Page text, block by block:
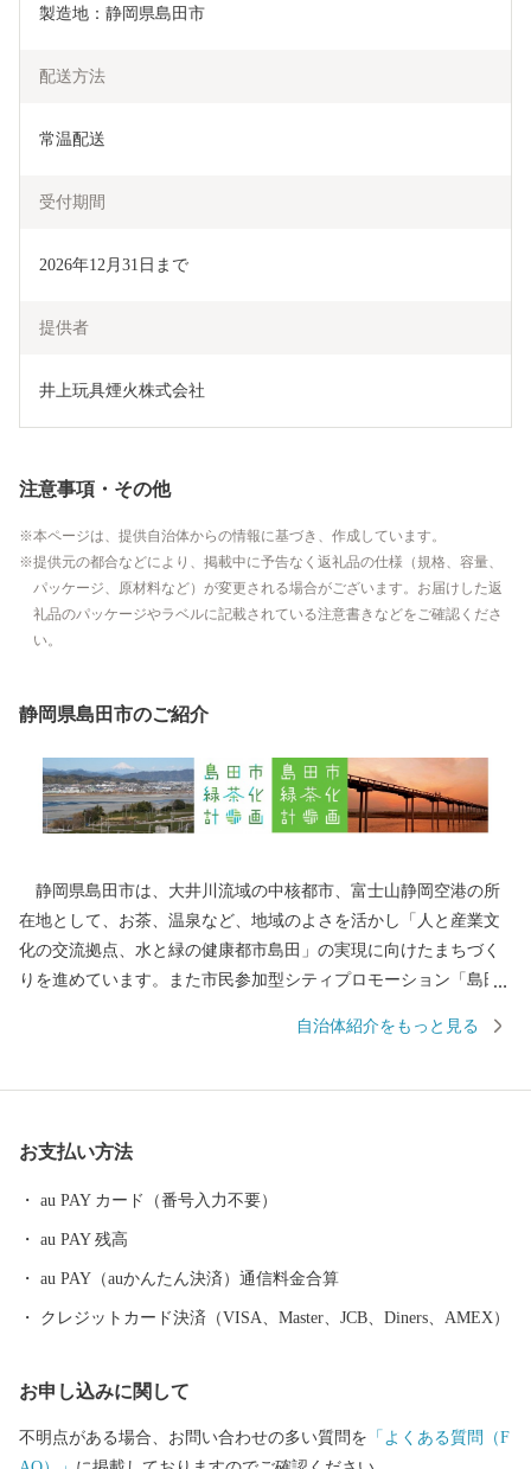
製造地：静岡県島田市
配送方法
常温配送
受付期間
2026年12月31日まで
提供者
井上玩具煙火株式会社
注意事項・その他
本ページは、提供自治体からの情報に基づき、作成しています。
提供元の都合などにより、掲載中に予告なく返礼品の仕様（規格、容量、
パッケージ、原材料など）が変更される場合がございます。お届けした返
礼品のパッケージやラベルに記載されている注意書きなどをご確認くださ
い。
静岡県島田市のご紹介
静岡県島田市は、大井川流域の中核都市、富士山静岡空港の所
在地として、お茶、温泉など、地域のよさを活かし「人と産業文
化の交流拠点、水と緑の健康都市島田」の実現に向けたまちづく
りを進めています。また市民参加型シティプロモーション「島田
街（Ci-TEA）です！ 島田市では地域経済活性化のために、ふる
自治体紹介をもっと見る
お支払い方法
au PAY カード（番号入力不要）
au PAY 残高
au PAY（auかんたん決済）通信料金合算
クレジットカード決済（VISA、Master、JCB、Diners、AMEX）
お申し込みに関して
不明点がある場合、お問い合わせの多い質問を 「よくある質問（F